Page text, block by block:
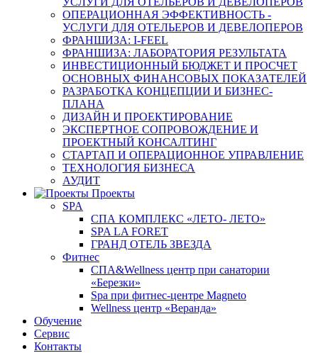
ОПЕРАЦИОННАЯ ЭФФЕКТИВНОСТЬ -
УСЛУГИ ДЛЯ ОТЕЛЬЕРОВ И ДЕВЕЛОПЕРОВ
ФРАНШИЗА: I-FEEL
ФРАНШИЗА: ЛАБОРАТОРИЯ РЕЗУЛЬТАТА
ИНВЕСТИЦИОННЫЙ БЮДЖЕТ И ПРОСЧЕТ
ОСНОВНЫХ ФИНАНСОВЫХ ПОКАЗАТЕЛЕЙ
РАЗРАБОТКА КОНЦЕПЦИИ И БИЗНЕС-
ПЛАНА
ДИЗАЙН И ПРОЕКТИРОВАНИЕ
ЭКСПЕРТНОЕ СОПРОВОЖДЕНИЕ И
ПРОЕКТНЫЙ КОНСАЛТИНГ
СТАРТАП И ОПЕРАЦИОННОЕ УПРАВЛЕНИЕ
ТЕХНОЛОГИЯ БИЗНЕСА
АУДИТ
Проекты
SPA
СПА КОМПЛЕКС «ЛЕТО- ЛЕТО»
SPA LA FORET
ГРАНД ОТЕЛЬ ЗВЕЗДА
Фитнес
СПА&Wellness центр при санатории
«Березки»
Spa при фитнес-центре Magneto
Wellness центр «Веранда»
Обучение
Сервис
Контакты